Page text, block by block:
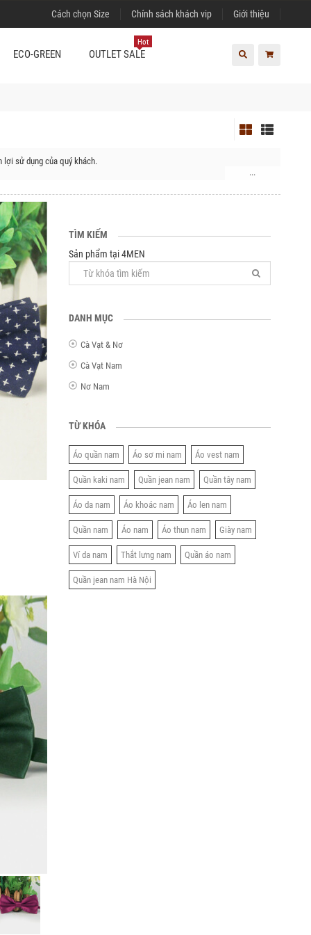
Cách chọn Size Chính sách khách vip Giới thiệu
ECO-GREEN OUTLET SALE
Hot
lợi sử dụng của quý khách.
...
TÌM KIẾM
Sản phẩm tại 4MEN
DANH MỤC
Cà Vạt & Nơ
Cà Vạt Nam
Nơ Nam
TỪ KHÓA
Áo quần nam Áo sơ mi nam Áo vest nam
Quần kaki nam Quần jean nam Quần tây nam
Áo da nam Áo khoác nam Áo len nam
Quần nam Áo nam Áo thun nam Giày nam
Ví da nam Thắt lưng nam Quần áo nam
Quần jean nam Hà Nội